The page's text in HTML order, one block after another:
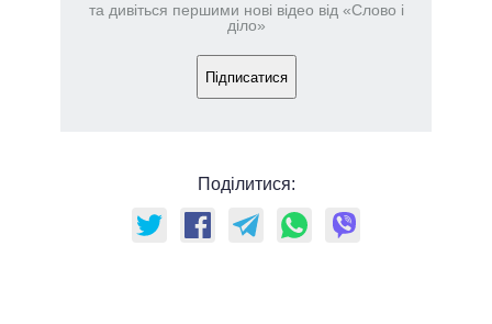
та дивіться першими нові відео від «Слово і
діло»
Підписатися
Поділитися: